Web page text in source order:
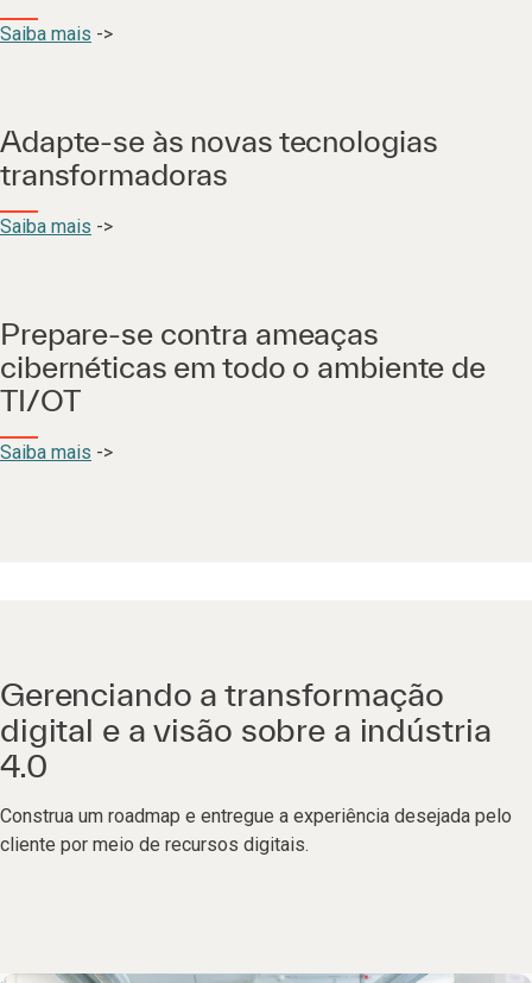
Saiba mais ->
Adapte-se às novas tecnologias
transformadoras
Saiba mais ->
Prepare-se contra ameaças
cibernéticas em todo o ambiente de
TI/OT
Saiba mais ->
Gerenciando a transformação
digital e a visão sobre a indústria
4.0
Construa um roadmap e entregue a experiência desejada pelo
cliente por meio de recursos digitais.